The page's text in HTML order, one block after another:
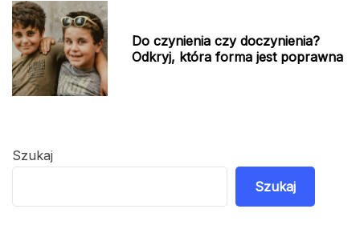
Do czynienia czy doczynienia?
Odkryj, która forma jest poprawna
Szukaj
Szukaj